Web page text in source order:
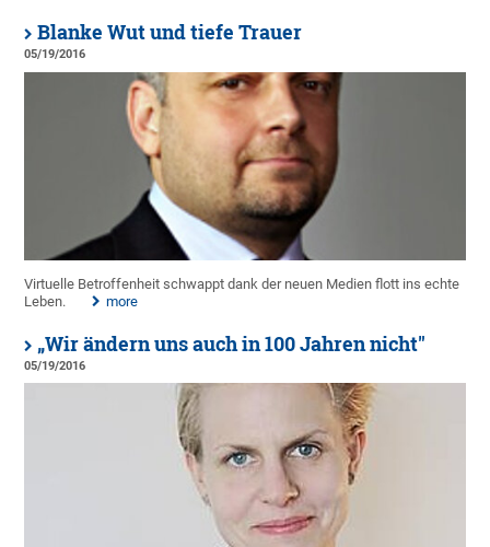
Blanke Wut und tiefe Trauer
05/19/2016
Virtuelle Betroffenheit schwappt dank der neuen Medien flott ins echte
Leben.
more
„Wir ändern uns auch in 100 Jahren nicht"
05/19/2016